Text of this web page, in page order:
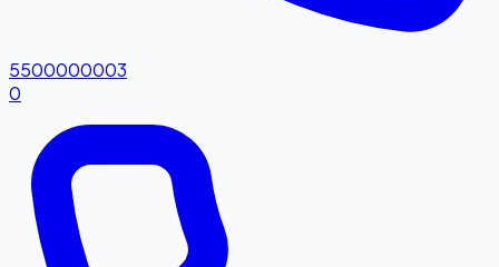
5500000003
0